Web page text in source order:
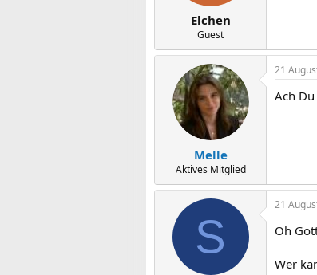
Elchen
Guest
Melle
Aktives Mitglied
21
Ach
S
21
Oh
Wer